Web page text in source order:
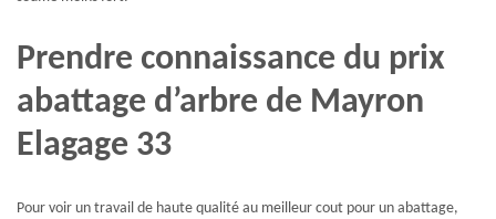
Prendre connaissance du prix
abattage d’arbre de Mayron
Elagage 33
Pour voir un travail de haute qualité au meilleur cout pour un abattage,